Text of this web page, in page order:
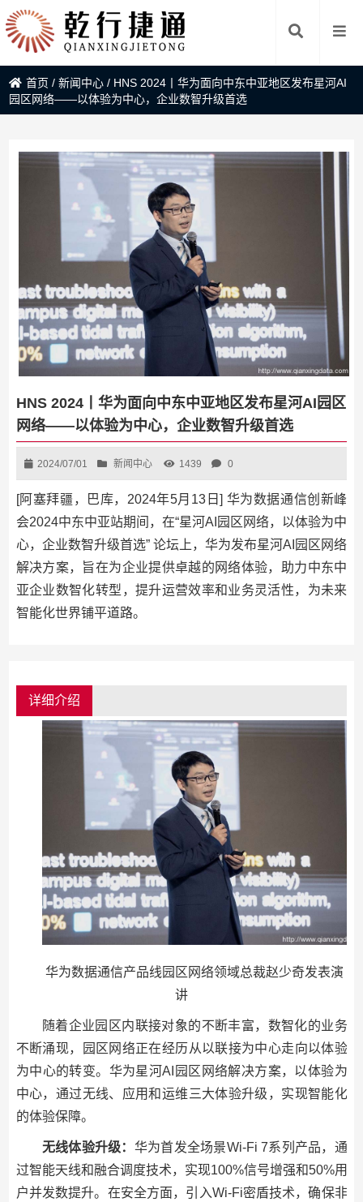
首页 /新闻中心 / HNS 2024丨华为面向中东中亚地区发布星河AI
园区网络——以体验为中心，企业数智升级首选
HNS 2024丨华为面向中东中亚地区发布星河AI园区
网络——以体验为中心，企业数智升级首选
2024/07/01 新闻中心 1439 0
[阿塞拜疆，巴库，2024年5月13日] 华为数据通信创新峰
会2024中东中亚站期间，在“星河AI园区网络，以体验为中
心，企业数智升级首选” 论坛上，华为发布星河AI园区网络
解决方案，旨在为企业提供卓越的网络体验，助力中东中
亚企业数智化转型，提升运营效率和业务灵活性，为未来
智能化世界铺平道路。
详细介绍
华为数据通信产品线园区网络领域总裁赵少奇发表演
讲
随着企业园区内联接对象的不断丰富，数智化的业务
不断涌现，园区网络正在经历从以联接为中心走向以体验
为中心的转变。华为星河AI园区网络解决方案，以体验为
中心，通过无线、应用和运维三大体验升级，实现智能化
的体验保障。
无线体验升级： 华为首发全场景Wi-Fi 7系列产品，通
过智能天线和融合调度技术，实现100%信号增强和50%用
户并发数提升。在安全方面，引入Wi-Fi密盾技术，确保非